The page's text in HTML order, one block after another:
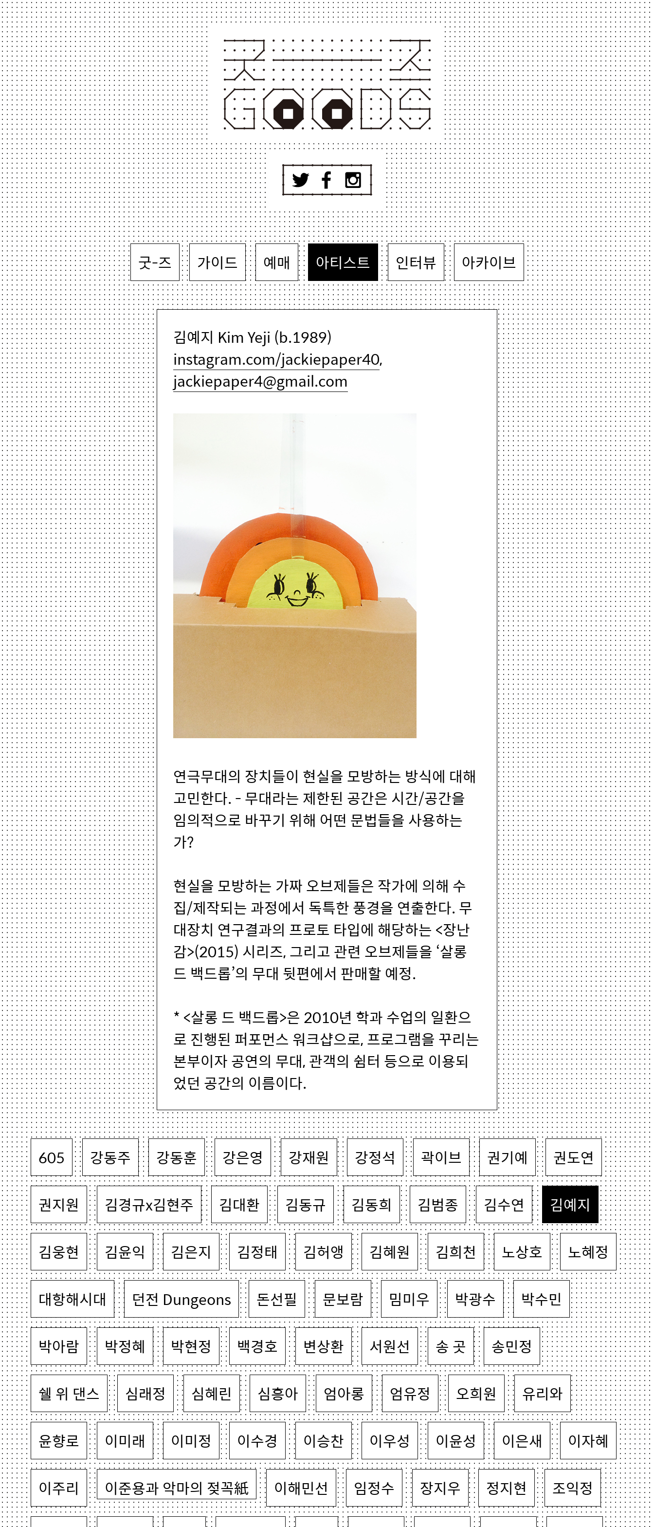
굿-즈 가이드 예매 아티스트 인터뷰 아카이브
김예지 Kim Yeji (b.1989)
instagram.com/jackiepaper40,
jackiepaper4@gmail.com
연극무대의 장치들이 현실을 모방하는 방식에 대해
고민한다. - 무대라는 제한된 공간은 시간/공간을
임의적으로 바꾸기 위해 어떤 문법들을 사용하는
가?
현실을 모방하는 가짜 오브제들은 작가에 의해 수
집/제작되는 과정에서 독특한 풍경을 연출한다. 무
대장치 연구결과의 프로토 타입에 해당하는 <장난
감>(2015) 시리즈, 그리고 관련 오브제들을 ‘살롱
드 백드롭’의 무대 뒷편에서 판매할 예정.
* <살롱 드 백드롭>은 2010년 학과 수업의 일환으
로 진행된 퍼포먼스 워크샵으로, 프로그램을 꾸리는
본부이자 공연의 무대, 관객의 쉼터 등으로 이용되
었던 공간의 이름이다.
605 강동주 강동훈 강은영 강재원 강정석 곽이브 권기예 권도연
권지원 김경규x김현주 김대환 김동규 김동희 김범종 김수연 김예지
김웅현 김윤익 김은지 김정태 김허앵 김혜원 김희천 노상호 노혜정
대항해시대 던전 Dungeons 돈선필 문보람 밈미우 박광수 박수민
박아람 박정혜 박현정 백경호 변상환 서원선 송 곳 송민정
쉘 위 댄스 심래정 심혜린 심흥아 엄아롱 엄유정 오희원 유리와
윤향로 이미래 이미정 이수경 이승찬 이우성 이윤성 이은새 이자혜
이주리 이준용과 악마의 젖꼭紙 이해민선 임정수 장지우 정지현 조익정